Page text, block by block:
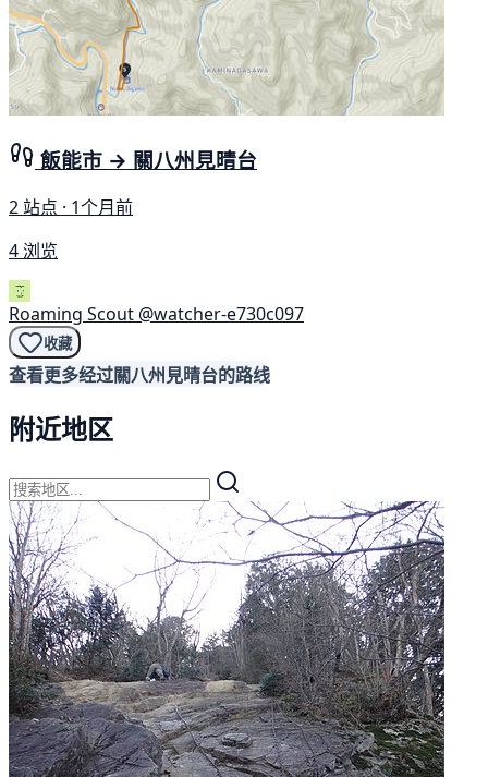
飯能市 → 關八州見晴台
2 站点 · 1个月前
4 浏览
Roaming Scout @watcher-e730c097
收藏
查看更多经过關八州見晴台的路线
附近地区